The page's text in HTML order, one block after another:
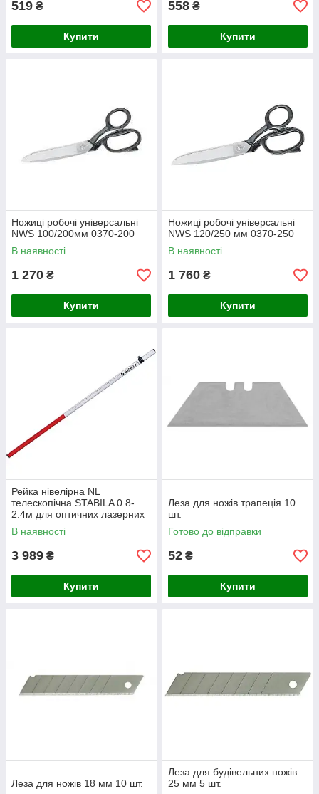
519 ₴
Купити
558 ₴
Купити
Ножиці робочі універсальні
NWS 100/200мм 0370-200
В наявності
1 270 ₴
Купити
Ножиці робочі універсальні
NWS 120/250 мм 0370-250
В наявності
1 760 ₴
Купити
Рейка нівелірна NL
телескопічна STABILA 0.8-
2.4м для оптичних лазерних
рівнів 07468
В наявності
3 989 ₴
Купити
Леза для ножів трапеція 10
шт.
Готово до відправки
52 ₴
Купити
Леза для ножів 18 мм 10 шт.
Леза для будівельних ножів
25 мм 5 шт.